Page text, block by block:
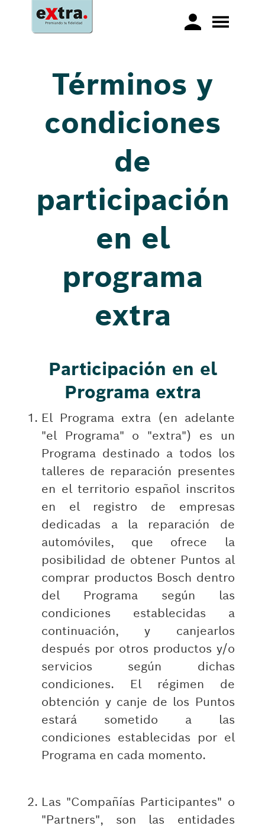
Términos y
condiciones
de
participación
en el
programa
extra
Participación en el
Programa extra
El Programa extra (en adelante
"el Programa" o "extra") es un
Programa destinado a todos los
talleres de reparación presentes
en el territorio español inscritos
en el registro de empresas
dedicadas a la reparación de
automóviles, que ofrece la
posibilidad de obtener Puntos al
comprar productos Bosch dentro
del Programa según las
condiciones establecidas a
continuación, y canjearlos
después por otros productos y/o
servicios según dichas
condiciones. El régimen de
obtención y canje de los Puntos
estará sometido a las
condiciones establecidas por el
Programa en cada momento.
Las "Compañías Participantes" o
"Partners", son las entidades